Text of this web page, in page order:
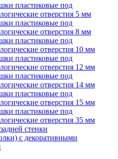
пластиковые под
отверстия 5 мм
пластиковые под
отверстия 8 мм
пластиковые под
отверстия 10 мм
пластиковые под
отверстия 12 мм
пластиковые под
отверстия 14 мм
пластиковые под
отверстия 15 мм
пластиковые под
отверстия 35 мм
стенки
с декоративными